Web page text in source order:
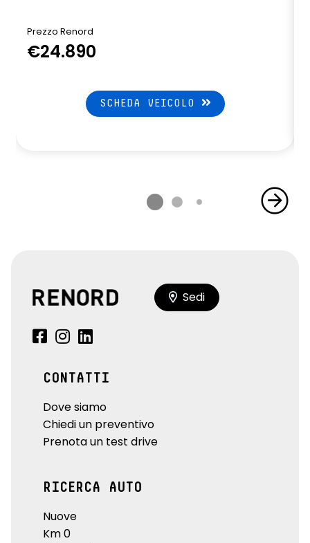
Prezzo Renord
€24.890
SCHEDA VEICOLO
Sedi
CONTATTI
Dove siamo
Chiedi un preventivo
Prenota un test drive
RICERCA AUTO
Nuove
Km 0